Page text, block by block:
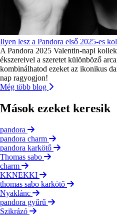
Ilyen lesz a Pandora első 2025-es
A Pandora 2025 Valentin-napi
ékszereivel a szeretet különböző
kombinálhatod ezeket az ikonikus
nap ragyogjon!
Még több blog
Mások ezeket keresik
pandora
pandora charm
pandora karkötő
Thomas sabo
charm
KKNEKKI
thomas sabo karkötő
Nyaklánc
pandora gyűrű
Szikrázó